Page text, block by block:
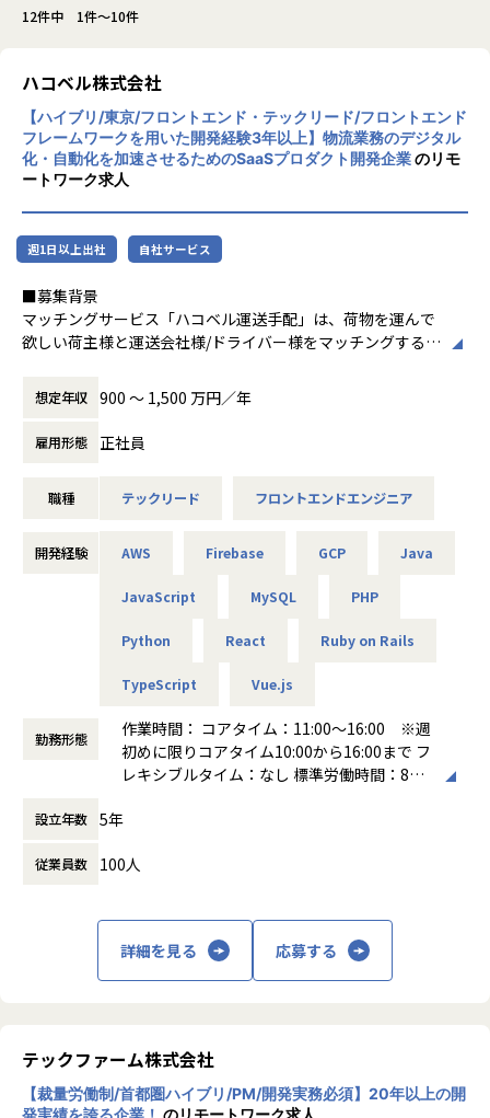
12件中 1件～10件
ハコベル株式会社
【ハイブリ/東京/フロントエンド・テックリード/フロントエンド
フレームワークを用いた開発経験3年以上】物流業務のデジタル
化・自動化を加速させるためのSaaSプロダクト開発企業のリモ
ートワーク求人
週1日以上出社 自社サービス
■募集背景
マッチングサービス「ハコベル運送手配」は、荷物を運んで
欲しい荷主様と運送会社様/ドライバー様をマッチングするサ
す。軽貨物・一般貨物の両領域をカバーしており、プロダク
トを通して多重下請構造の是正を実現することを目指してい
ます。
現在は、コアユーザ向けの機能開発と、長期的にデリバリー
あります。ドメインの複雑さに向き合いながら、設計・実
「ハコベル運送手配」（軽貨物・一般貨物）のフロントエン
実装までをリードしていただきます。
テムリプレイスプロジェクトが進行中で、React.js + TypeSc
アーキテクチャの設計・実装を並行して推進するフェーズで
あり、中長期の開発速度と品質を両立させるための技術的な
意思決定が求められるポジションです。
バックエンドにも拾える範囲で踏み込み、機能開発をフロン
す。PdMやデザイナーとの仕様策定にも深く関わりながら、
しています。
具体的には・・・
・フロントエンドのアーキテクチャ設計・技術選定・方針策
・コードレビューや設計レビューを通じたチームの技術力の
・パフォーマンス改善、テスト戦略の策定と推進（Jest, Pla
想定年収 900 〜 1,500 万円／年
雇用形態 正社員
職種 テックリード フロントエンドエンジニア
開発経験 AWS Firebase GCP Java
JavaScript MySQL PHP
Python React Ruby on Rails
TypeScript Vue.js
勤務形態
作業時間： コアタイム：11:00～16:00 ※週
初めに限りコアタイム10:00から16:00まで フ
レキシブルタイム：なし 標準労働時間：8時
働き方：
休憩時間： 60分
設立年数 5年
従業員数 100人
詳細を見る 応募する
テックファーム株式会社
【裁量労働制/首都圏ハイブリ/PM/開発実務必須】20年以上の開
発実績を誇る企業！ のリモートワーク求人